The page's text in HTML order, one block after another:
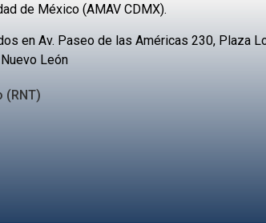
de México (AMAV CDMX).
en Av. Paseo de las Américas 230, Plaza
León
(RNT)